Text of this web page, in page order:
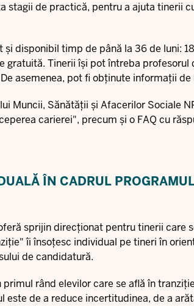
stagii de practică, pentru a ajuta tinerii
disponibil timp de până la 36 de luni:
gratuită. Tinerii își pot întreba
asemenea, pot fi obținute informații
Muncii, Sănătății și Afacerilor Sociale
carierei", precum și o FAQ cu
ÎN CADRUL
sprijin direcționat pentru tinerii care
îi însoțesc individual pe tineri în
de candidatură.
primul rând elevilor care se află în
este de a reduce incertitudinea, de a